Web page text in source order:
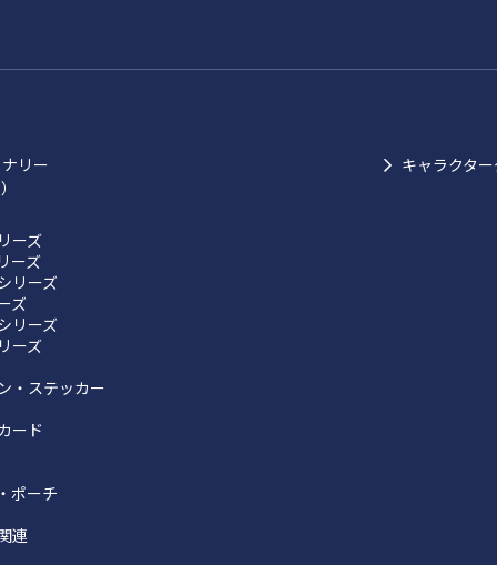
リー
ーズ
ーズ
リーズ
ズ
リーズ
ーズ
・ステッカー
ード
ポーチ
連
キャラクタ